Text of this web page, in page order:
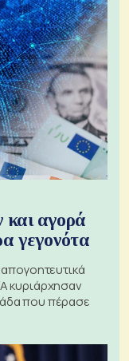
και αγορά
γεγονότα
κυριάρχησαν
που πέρασε